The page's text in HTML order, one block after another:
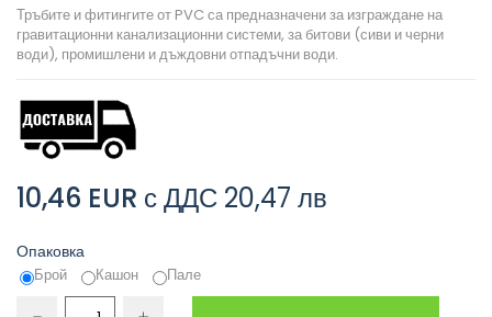
Тръбите и фитингите от PVC са предназначени за изграждане на
гравитационни канализационни системи, за битови (сиви и черни
води), промишлени и дъждовни отпадъчни води.
10,46 EUR с ДДС 20,47 лв
Опаковка
Брой Кашон Пале